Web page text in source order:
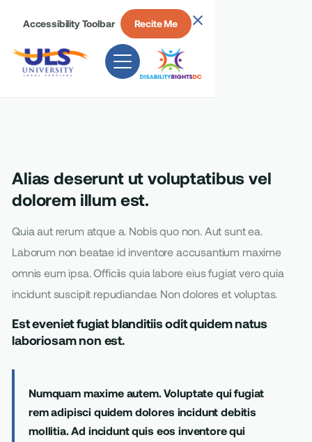
Accessibility Toolbar Recite Me
Alias deserunt ut voluptatibus vel
dolorem illum est.
Quia aut rerum atque a. Nobis quo non. Aut sunt ea.
Laborum non beatae id inventore accusantium maxime
omnis eum ipsa. Officiis quia labore eius fugiat vero quia
incidunt suscipit repudiandae. Non dolores et voluptas.
Est eveniet fugiat blanditiis odit quidem natus
laboriosam non est.
Numquam maxime autem. Voluptate qui fugiat
rem adipisci quidem dolores incidunt debitis
mollitia. Ad incidunt quis eos inventore qui